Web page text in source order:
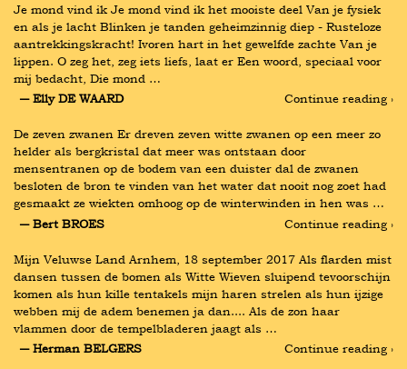
Je mond vind ik Je mond vind ik het mooiste deel Van je fysiek
en als je lacht Blinken je tanden geheimzinnig diep - Rusteloze
aantrekkingskracht! Ivoren hart in het gewelfde zachte Van je
lippen. O zeg het, zeg iets liefs, laat er Een woord, speciaal voor
mij bedacht, Die mond …
― Elly DE WAARD
Continue reading ›
De zeven zwanen Er dreven zeven witte zwanen op een meer zo
helder als bergkristal dat meer was ontstaan door
mensentranen op de bodem van een duister dal de zwanen
besloten de bron te vinden van het water dat nooit nog zoet had
gesmaakt ze wiekten omhoog op de winterwinden in hen was …
― Bert BROES
Continue reading ›
Mijn Veluwse Land Arnhem, 18 september 2017 Als flarden mist
dansen tussen de bomen als Witte Wieven sluipend tevoorschijn
komen als hun kille tentakels mijn haren strelen als hun ijzige
webben mij de adem benemen ja dan.... Als de zon haar
vlammen door de tempelbladeren jaagt als …
― Herman BELGERS
Continue reading ›